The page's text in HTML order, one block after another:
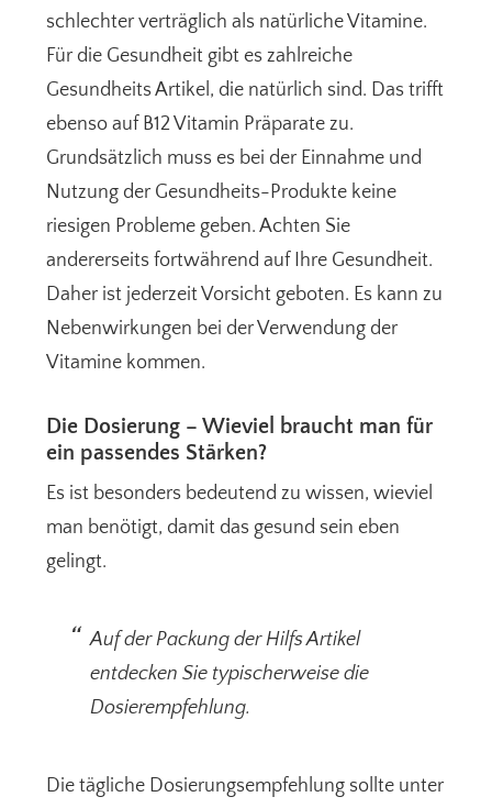
schlechter verträglich als natürliche Vitamine.
Für die Gesundheit gibt es zahlreiche
Gesundheits Artikel, die natürlich sind. Das trifft
ebenso auf B12 Vitamin Präparate zu.
Grundsätzlich muss es bei der Einnahme und
Nutzung der Gesundheits-Produkte keine
riesigen Probleme geben. Achten Sie
andererseits fortwährend auf Ihre Gesundheit.
Daher ist jederzeit Vorsicht geboten. Es kann zu
Nebenwirkungen bei der Verwendung der
Vitamine kommen.
Die Dosierung – Wieviel braucht man für
ein passendes Stärken?
Es ist besonders bedeutend zu wissen, wieviel
man benötigt, damit das gesund sein eben
gelingt.
Auf der Packung der Hilfs Artikel
entdecken Sie typischerweise die
Dosierempfehlung.
Die tägliche Dosierungsempfehlung sollte unter